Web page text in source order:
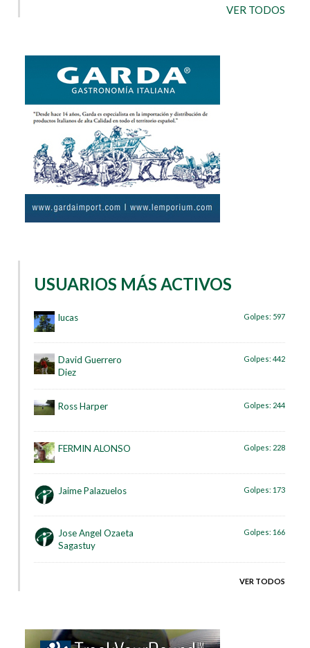
VER TODOS
USUARIOS MÁS ACTIVOS
lucas Golpes: 597
David Guerrero
Diez
Golpes: 442
Ross Harper Golpes: 244
FERMIN ALONSO Golpes: 228
Jaime Palazuelos Golpes: 173
Jose Angel Ozaeta
Sagastuy
Golpes: 166
VER TODOS